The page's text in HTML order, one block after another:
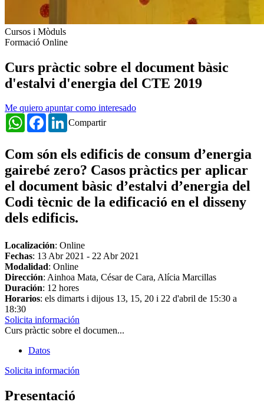
Cursos i Mòduls
Formació Online
Curs pràctic sobre el document bàsic
d'estalvi d'energia del CTE 2019
Me quiero apuntar como interesado
Compartir
WhatsAppFacebookLinkedIn
Com són els edificis de consum d’energia
gairebé zero? Casos pràctics per aplicar
el document bàsic d’estalvi d’energia del
Codi tècnic de la edificació en el disseny
dels edificis.
Localización: Online
Fechas: 13 Abr 2021 - 22 Abr 2021
Modalidad: Online
Dirección: Ainhoa Mata, César de Cara, Alícia Marcillas
Duración: 12 hores
Horarios: els dimarts i dijous 13, 15, 20 i 22 d'abril de 15:30 a
18:30
Solicita información
Curs pràctic sobre el documen...
Datos
Solicita información
Presentació